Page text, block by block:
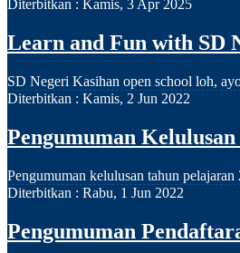
Diterbitkan : Kamis, 3 Apr 2025
Learn and Fun with SD
SD Negeri Kasihan open school loh,
Diterbitkan : Kamis, 2 Jun 2022
Pengumuman
Pengumuman kelulusan tahun
Diterbitkan : Rabu, 1 Jun 2022
Pengumuman